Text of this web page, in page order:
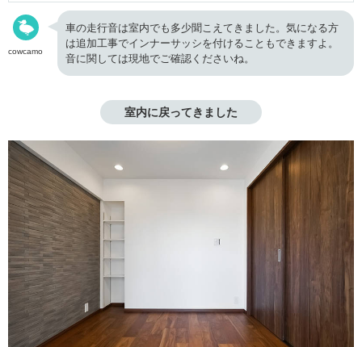
cowcamo
車の走行音は室内でも多少聞こえてきました。気になる方
は追加工事でインナーサッシを付けることもできますよ。
音に関しては現地でご確認くださいね。
室内に戻ってきました